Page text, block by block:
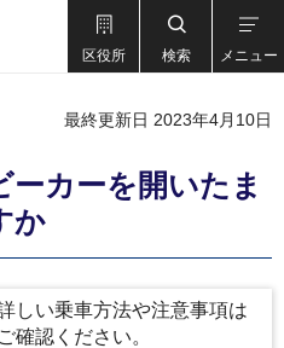
区役所 検索 メニュー
最終更新日 2023年4月10日
カーを開いたま
か
しい乗車方法や注意事項は
確認ください。